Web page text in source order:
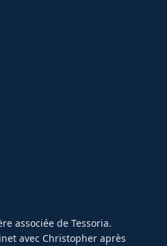
associée de Tessoria.
avec Christopher après